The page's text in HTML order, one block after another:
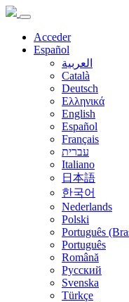
Acceder
Español
العربية
Català
Deutsch
Ελληνικά
English
Español
Français
עברית
Italiano
日本語
한국어
Nederlands
Polski
Português
Português
Română
Русский
Svenska
Türkçe